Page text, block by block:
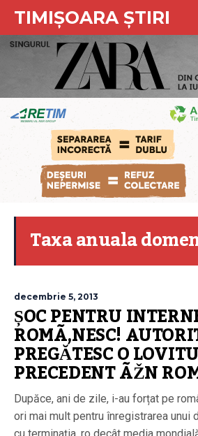
TIMIȘOARA ȘTIRI
Taxa anuala
decembrie 5, 2013
ȘOC PENTRU
ROMÃ‚NESC!
PREGĂTESC O
PRECEDENT ÃŽN
Dupăce, ani de zile, i-au forțat pe
ori mai mult pentru înregistrarea unui